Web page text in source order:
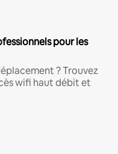
pour les
? Trouvez
wifi haut débit et